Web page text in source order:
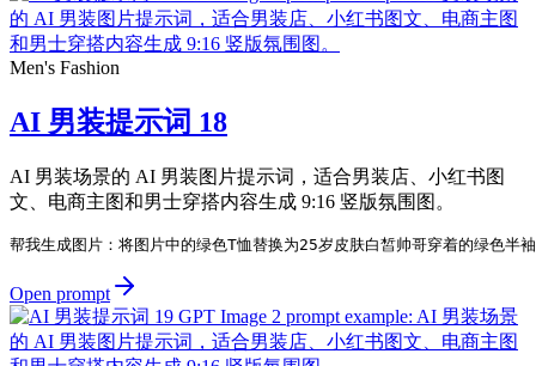
Men's Fashion
AI 男装提示词 18
AI 男装场景的 AI 男装图片提示词，适合男装店、小红书图
文、电商主图和男士穿搭内容生成 9:16 竖版氛围图。
帮我生成图片：将图片中的绿色T恤替换为25岁皮肤白皙帅哥穿着的绿色
Open prompt